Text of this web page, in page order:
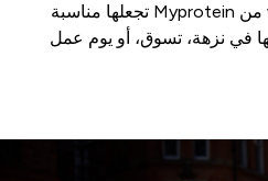
women's training leggings من Myprotein تجعلها مناسبة
في نزهة، تسوق، أو يوم عمل